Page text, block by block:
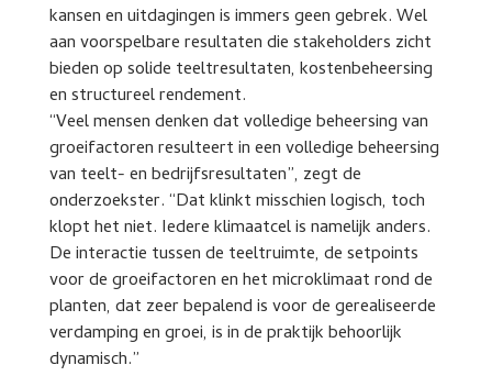
kansen en uitdagingen is immers geen gebrek. Wel
aan voorspelbare resultaten die stakeholders zicht
bieden op solide teeltresultaten, kostenbeheersing
en structureel rendement.
“Veel mensen denken dat volledige beheersing van
groeifactoren resulteert in een volledige beheersing
van teelt- en bedrijfsresultaten”, zegt de
onderzoekster. “Dat klinkt misschien logisch, toch
klopt het niet. Iedere klimaatcel is namelijk anders.
De interactie tussen de teeltruimte, de setpoints
voor de groeifactoren en het microklimaat rond de
planten, dat zeer bepalend is voor de gerealiseerde
verdamping en groei, is in de praktijk behoorlijk
dynamisch.”